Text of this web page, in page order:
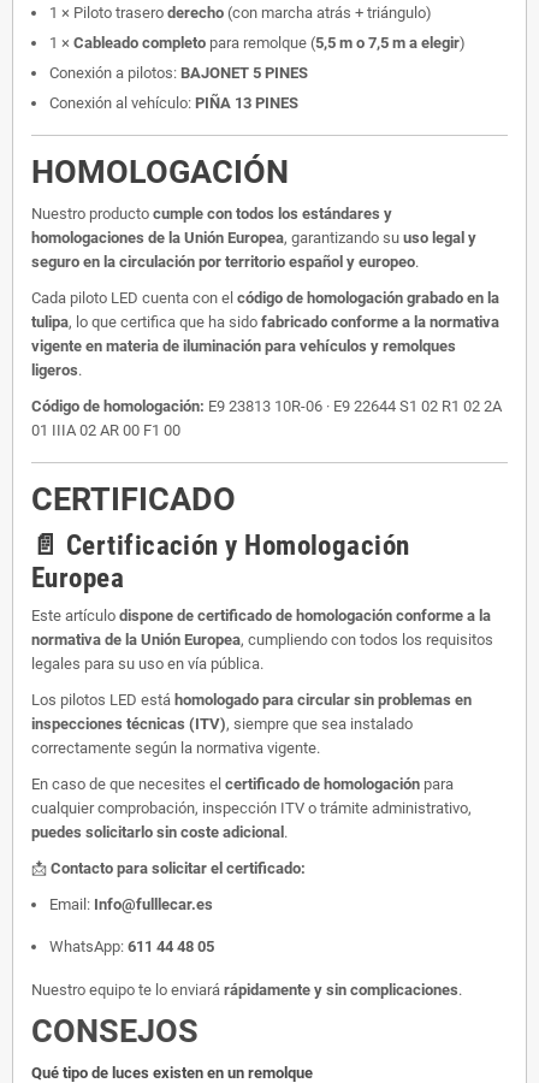
1 × Piloto trasero derecho (con marcha atrás + triángulo)
1 × Cableado completo para remolque (5,5 m o 7,5 m a elegir)
Conexión a pilotos: BAJONET 5 PINES
Conexión al vehículo: PIÑA 13 PINES
HOMOLOGACIÓN
Nuestro producto cumple con todos los estándares y
homologaciones de la Unión Europea, garantizando su uso legal y
seguro en la circulación por territorio español y europeo.
Cada piloto LED cuenta con el código de homologación grabado en la
tulipa, lo que certifica que ha sido fabricado conforme a la normativa
vigente en materia de iluminación para vehículos y remolques
ligeros.
Código de homologación: E9 23813 10R-06 · E9 22644 S1 02 R1 02 2A
01 IIIA 02 AR 00 F1 00
CERTIFICADO
📄 Certificación y Homologación
Europea
Este artículo dispone de certificado de homologación conforme a la
normativa de la Unión Europea, cumpliendo con todos los requisitos
legales para su uso en vía pública.
Los pilotos LED está homologado para circular sin problemas en
inspecciones técnicas (ITV), siempre que sea instalado
correctamente según la normativa vigente.
En caso de que necesites el certificado de homologación para
cualquier comprobación, inspección ITV o trámite administrativo,
puedes solicitarlo sin coste adicional .
📩 Contacto para solicitar el certificado:
Email: Info@fulllecar.es
WhatsApp: 611 44 48 05
Nuestro equipo te lo enviará rápidamente y sin complicaciones.
CONSEJOS
Qué tipo de luces existen en un remolque